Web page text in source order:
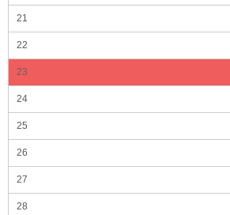
21
22
23
24
25
26
27
28